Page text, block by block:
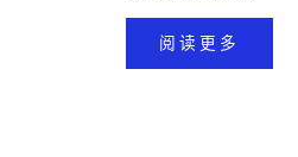
阅读更多